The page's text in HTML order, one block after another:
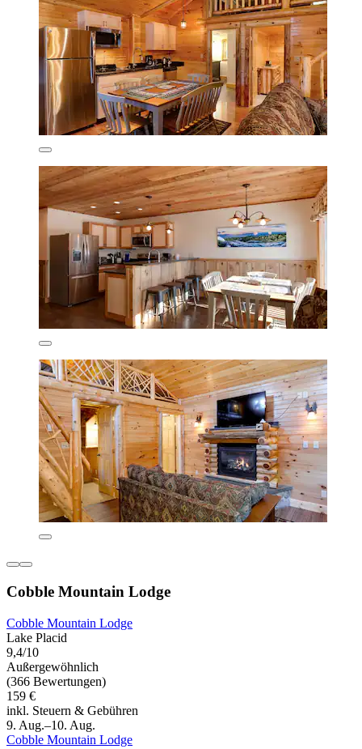
Cobble Mountain Lodge
Cobble Mountain Lodge
Lake Placid
9,4/10
Außergewöhnlich
(366 Bewertungen)
159 €
inkl. Steuern & Gebühren
9. Aug.–10. Aug.
Cobble Mountain Lodge